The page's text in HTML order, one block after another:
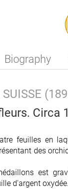
Biography
Circa
feuilles en
des
est
d'argent oxydée.
feuilles en
des
est
d'argent oxydée.